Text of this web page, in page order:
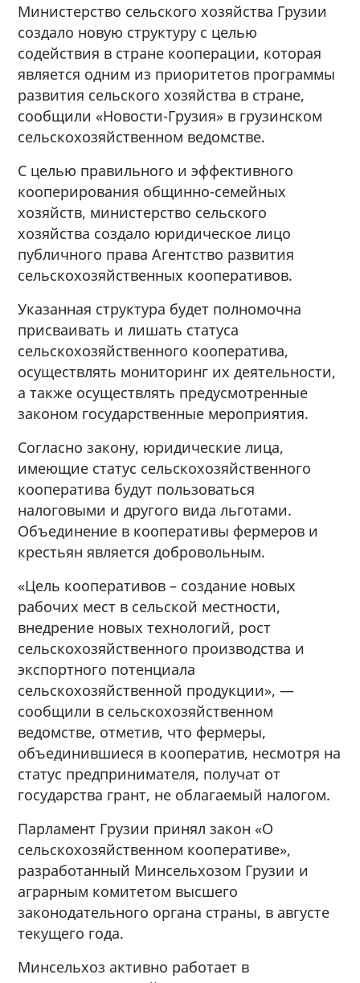
Министерство сельского хозяйства Грузии
создало новую структуру с целью
содействия в стране кооперации, которая
является одним из приоритетов программы
развития сельского хозяйства в стране,
сообщили «Новости-Грузия» в грузинском
сельскохозяйственном ведомстве.
С целью правильного и эффективного
кооперирования общинно-семейных
хозяйств, министерство сельского
хозяйства создало юридическое лицо
публичного права Агентство развития
сельскохозяйственных кооперативов.
Указанная структура будет полномочна
присваивать и лишать статуса
сельскохозяйственного кооператива,
осуществлять мониторинг их деятельности,
а также осуществлять предусмотренные
законом государственные мероприятия.
Согласно закону, юридические лица,
имеющие статус сельскохозяйственного
кооператива будут пользоваться
налоговыми и другого вида льготами.
Объединение в кооперативы фермеров и
крестьян является добровольным.
«Цель кооперативов – создание новых
рабочих мест в сельской местности,
внедрение новых технологий, рост
сельскохозяйственного производства и
экспортного потенциала
сельскохозяйственной продукции», —
сообщили в сельскохозяйственном
ведомстве, отметив, что фермеры,
объединившиеся в кооператив, несмотря на
статус предпринимателя, получат от
государства грант, не облагаемый налогом.
Парламент Грузии принял закон «О
сельскохозяйственном кооперативе»,
разработанный Минсельхозом Грузии и
аграрным комитетом высшего
законодательного органа страны, в августе
текущего года.
Минсельхоз активно работает в